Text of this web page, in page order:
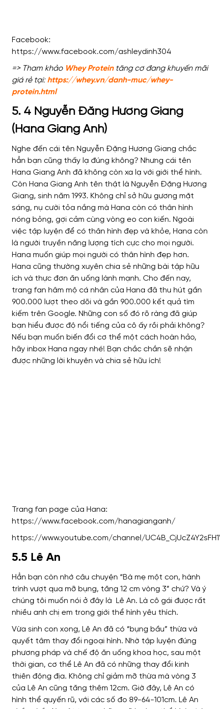
Facebook:
https://www.facebook.com/ashleydinh304
=> Tham khảo Whey Proteintăng cơ đang khuyến mãi
giá rẻ tại: https://whey.vn/danh-muc/whey-
protein.html
5. 4 Nguyễn Đăng Hương Giang
(Hana Giang Anh)
Nghe đến cái tên Nguyễn Đặng Hương Giang chắc
hẳn bạn cũng thấy lạ đúng không? Nhưng cái tên
Hana Giang Anh đã không còn xa lạ với giới thể hình.
Còn Hana Giang Anh tên thật là Nguyễn Đặng Hương
Giang, sinh năm 1993. Không chỉ sở hữu gương mặt
sáng, nụ cười tỏa nắng mà Hana còn có thân hình
nóng bỏng, gợi cảm cùng vòng eo con kiến. Ngoài
việc tập luyện để có thân hình đẹp và khỏe, Hana còn
là người truyền năng lượng tích cực cho mọi người.
Hana muốn giúp mọi người có thân hình đẹp hơn.
Hana cũng thường xuyên chia sẻ những bài tập hữu
ích và thực đơn ăn uống lành mạnh. Cho đến nay,
trang fan hâm mộ cá nhân của Hana đã thu hút gần
900.000 lượt theo dõi và gần 900.000 kết quả tìm
kiếm trên Google. Những con số đó rõ ràng đã giúp
bạn hiểu được độ nổi tiếng của cô ấy rồi phải không?
Nếu bạn muốn biến đổi cơ thể một cách hoàn hảo,
hãy inbox Hana ngay nhé! Bạn chắc chắn sẽ nhận
được những lời khuyên và chia sẻ hữu ích!
Trang fan page của Hana:
https://www.facebook.com/hanagianganh/
https://www.youtube.com/channel/
5.5 Lê An
Hẳn bạn còn nhớ câu chuyện “Bà mẹ một con, hành
trình vượt qua mỡ bụng, tăng 12 cm vòng 3” chứ? Và ý
chúng tôi muốn nói ở đây là Lê An. Là cô gái được rất
nhiều anh chị em trong giới thể hình yêu thích.
Vừa sinh con xong, Lê An đã có “bụng bầu” thừa và
quyết tâm thay đổi ngoại hình. Nhờ tập luyện đúng
phương pháp và chế độ ăn uống khoa học, sau một
thời gian, cơ thể Lê An đã có những thay đổi kinh
thiên động địa. Không chỉ giảm mỡ thừa mà vòng 3
của Lê An cũng tăng thêm 12cm. Giờ đây, Lê An có
hình thể quyến rũ, với các số đo 89-64-101cm. Lê An